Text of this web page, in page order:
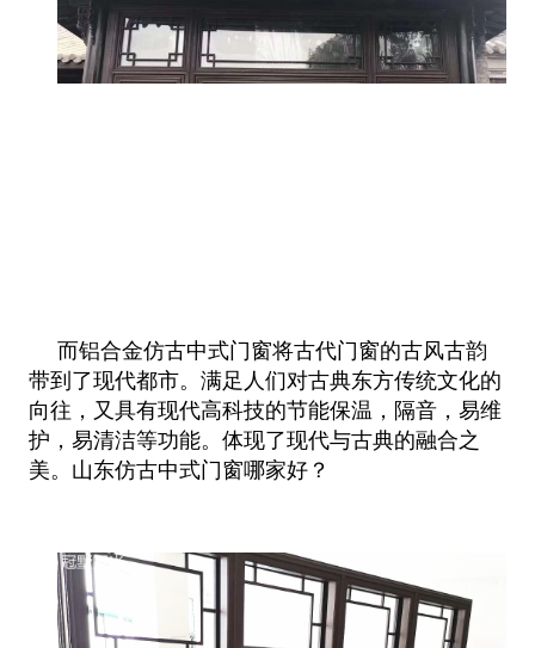
而铝合金仿古中式门窗将古代门窗的古风古韵
带到了现代都市。满足人们对古典东方传统文化的
向往，又具有现代高科技的节能保温，隔音，易维
护，易清洁等功能。体现了现代与古典的融合之
美。山东仿古中式门窗哪家好？